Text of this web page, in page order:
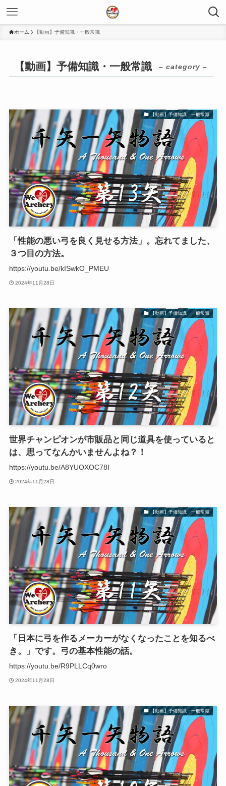
ホーム 【動画】予備知識・一般常識
【動画】予備知識・一般常識 – category –
【動画】予備知識・一般常識
「性能の悪い弓を良く見せる方法」。忘れてました、
３つ目の方法。
https://youtu.be/kISwkO_PMEU
2024年11月28日
【動画】予備知識・一般常識
世界チャンピオンが市販品と同じ道具を使っていると
は、思ってなんかいませんよね？！
https://youtu.be/A8YUOXOC78I
2024年11月28日
【動画】予備知識・一般常識
「日本に弓を作るメーカーがなくなったことを知るべ
き。」です。弓の基本性能の話。
https://youtu.be/R9PLLCq0wro
2024年11月28日
【動画】予備知識・一般常識